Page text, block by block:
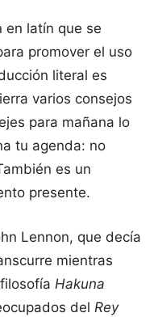
en latín que se
promover el uso
literal es
varios consejos
para mañana lo
tu agenda: no
es un
presente.
Lennon, que decía
mientras
Hakuna
del Rey